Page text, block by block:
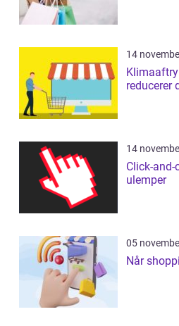
14
reducerer
14
Click-and-
ulemper
05
Når